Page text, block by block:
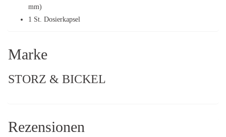
mm)
1 St. Dosierkapsel
Marke
STORZ & BICKEL
Rezensionen